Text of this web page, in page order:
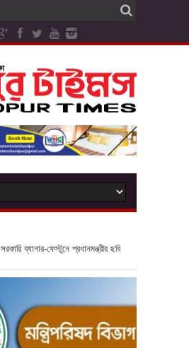
সরকারি ব্যানার-ফেস্টুনে প্রধানমন্ত্রীর ছবি